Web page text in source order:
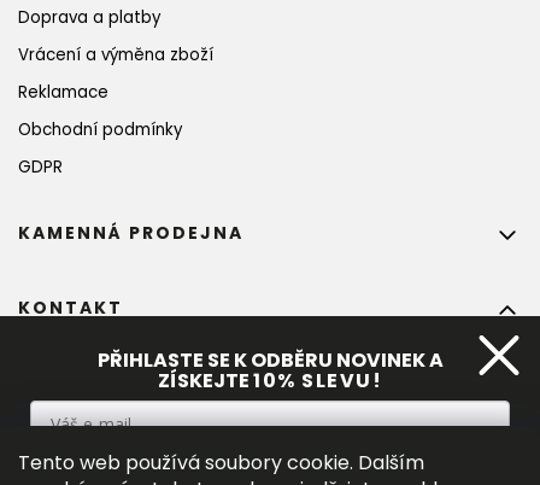
Tento web používá soubory cookie. Dalším
Doprava a platby
Vrácení a výměna zboží
Reklamace
Obchodní podmínky
GDPR
KONTAKT
bohempia.com
+420 773 475 559
KAMENNÁ PRODEJNA
PŘIHLASTE SE K ODBĚRU NOVINEK A
ZÍSKEJTE10% SLEVU!
PŘIHLÁSIT SE